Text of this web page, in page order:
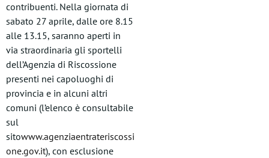
contribuenti. Nella giornata di
sabato 27 aprile, dalle ore 8.15
alle 13.15, saranno aperti in
via straordinaria gli sportelli
dell’Agenzia di Riscossione
presenti nei capoluoghi di
provincia e in alcuni altri
comuni (l’elenco è consultabile
sul
sitowww.agenziaentrateriscossi
one.gov.it), con esclusione